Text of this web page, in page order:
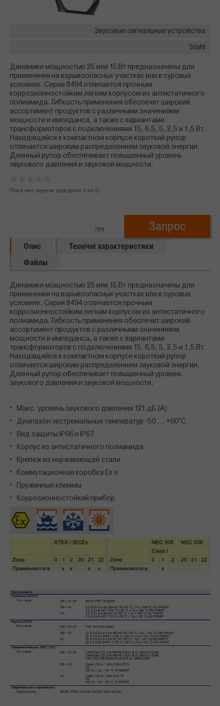
Звуковые сигнальные устройства
Stahl
Динамики мощностью 25 или 15 Вт предназначены для
применения на взрывоопасных участках или в суровых
условиях. Серия 8494 отличается прочным
коррозионностойким легким корпусом из антистатичного
полиамида. Гибкость применения обеспечит широкий
ассортимент продуктов с различными значениями
мощности и импеданса, а также с вариантами
трансформаторов с подключениями 15, 6,5, 5, 2,5 и 1,5 Вт.
Находящийся в компактном корпусе короткий рупор
отличается широким распределением звуковой энергии.
Длинный рупор обеспечивает повышенный уровень
звукового давления и звуковой мощности.
Пока нет оценок (средняя 0 из 5)
грн Запрос
Опис
Технічні характеристики
Файлы
Динамики мощностью 25 или 15 Вт предназначены для
применения на взрывоопасных участках или в суровых
условиях. Серия 8494 отличается прочным
коррозионностойким легким корпусом из антистатичного
полиамида. Гибкость применения обеспечит широкий
ассортимент продуктов с различными значениями
мощности и импеданса, а также с вариантами
трансформаторов с подключениями 15, 6,5, 5, 2,5 и 1,5 Вт.
Находящийся в компактном корпусе короткий рупор
отличается широким распределением звуковой энергии.
Длинный рупор обеспечивает повышенный уровень
звукового давления и звуковой мощности.
Макс. уровень звукового давления 121 дБ (A)
Диапазон экстремальных температур -50 ... +60°C
Вид защиты IP66 и IP67
Корпус из антистатичного полиамида
Крепеж из нержавеющей стали
Коммутационная коробка Ex e
Пружинные клеммы
Коррозионностойкий прибор